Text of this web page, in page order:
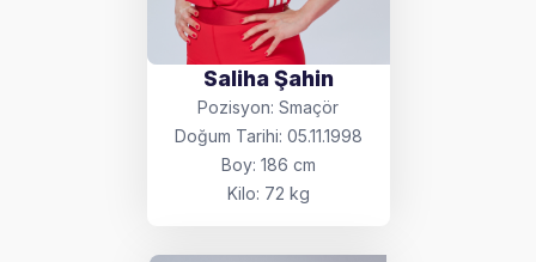
Saliha Şahin
Pozisyon: Smaçör
Doğum Tarihi: 05.11.1998
Boy: 186 cm
Kilo: 72 kg